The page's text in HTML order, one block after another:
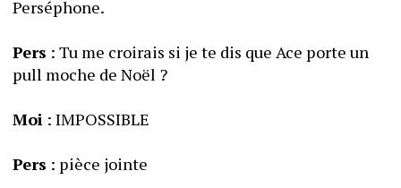
Perséphone.
Pers : Tu me croirais si je te dis que Ace porte un
pull moche de Noël ?
Moi : IMPOSSIBLE
Pers : pièce jointe